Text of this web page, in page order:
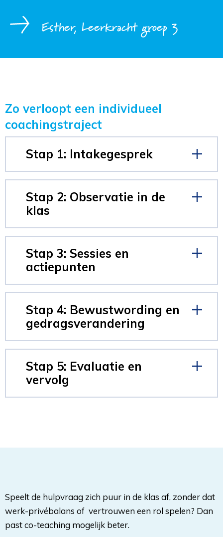
Esther, Leerkracht groep 3
Zo verloopt een individueel
coachingstraject
Stap 1: Intakegesprek
Stap 2: Observatie in de
klas
Stap 3: Sessies en
actiepunten
Stap 4: Bewustwording en
gedragsverandering
Stap 5: Evaluatie en
vervolg
Speelt de hulpvraag zich puur in de klas af, zonder dat
werk-privébalans of vertrouwen een rol spelen? Dan
past co-teaching mogelijk beter.